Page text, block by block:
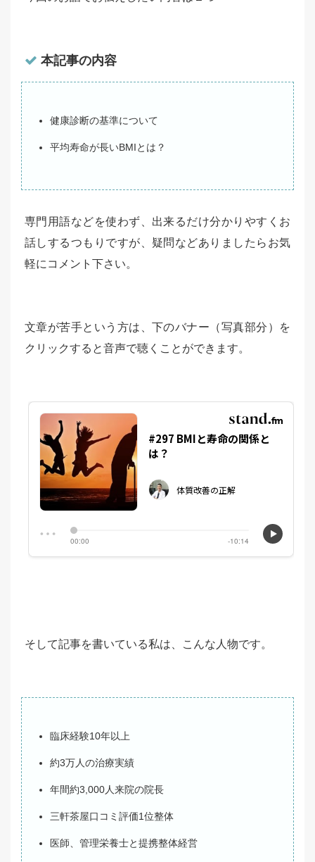
本記事の内容
健康診断の基準について
平均寿命が長いBMIとは？
専門用語などを使わず、出来るだけ分かりやすくお
話しするつもりですが、疑問などありましたらお気
軽にコメント下さい。
文章が苦手という方は、下のバナー（写真部分）を
クリックすると音声で聴くことができます。
そして記事を書いている私は、こんな人物です。
臨床経験10年以上
約3万人の治療実績
年間約3,000人来院の院長
三軒茶屋口コミ評価1位整体
医師、管理栄養士と提携整体経営